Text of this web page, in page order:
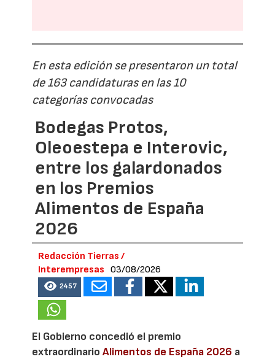
En esta edición se presentaron un total
de 163 candidaturas en las 10
categorías convocadas
Bodegas Protos,
Oleoestepa e Interovic,
entre los galardonados
en los Premios
Alimentos de España
2026
Redacción Tierras /
Interempresas
03/08/2026
2457
El Gobierno concedió el premio
extraordinarioAlimentos de España 2026 a